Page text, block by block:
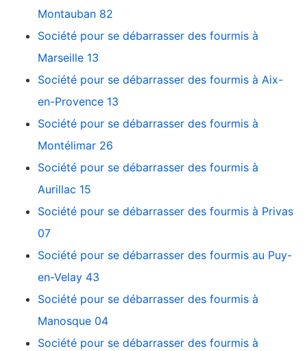
Montauban 82
Société pour se débarrasser des fourmis à
Marseille 13
Société pour se débarrasser des fourmis à Aix-
en-Provence 13
Société pour se débarrasser des fourmis à
Montélimar 26
Société pour se débarrasser des fourmis à
Aurillac 15
Société pour se débarrasser des fourmis à Privas
07
Société pour se débarrasser des fourmis au Puy-
en-Velay 43
Société pour se débarrasser des fourmis à
Manosque 04
Société pour se débarrasser des fourmis à